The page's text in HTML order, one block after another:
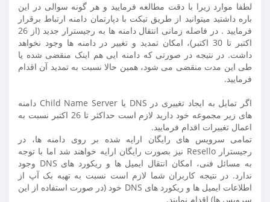
لطفا موارد زیرا با دقت مطالعه فرمایید و هر گونه سوالی در این
باره داشتید میتوانید از طریق تیکت با دپارتمان دامنه ارتباط برقرار
فرمایید . در فاصله زمانی انتقال دامنه ها به رجیسترار جدید (از 26
اکتبر تا 30 اکتبر)، امکان تمدید و تغییر در دامنه ها وجود نخواهد
داشت. در نتیجه در صورتی که دامنه ایی هم اینک منقضی شده یا
طی این مدت منقضی می شود، همین حالا نسبت به تمدید آن اقدام
فرمایید.
اگر تمایل به ایجاد تغییری در DNS یا Child Name Server دامنه
های زیر مجموعه خود دارید لازم است حداکثر تا 26 اکتبر نسبت به
اعمال تغییرات اقدام فرمایید.
تمامی سرویس های رایگان ارایه شده بر روی دامنه ها، در
رجیسترار Resello نیز بصورت رایگان ارایه خواهند شد اما با توجه
به مسائل فنی، امکان انتقال ایمیل ها و ریکورد های DNS وجود
ندارد. در نتیجه کاربران شما لازم است نسبت به تهیه بک آپ از
اطلاعات ایمیل ها و ریکورد های DNS خود (در صورت استفاده از این
سرویس ها) اقدام نمایند.